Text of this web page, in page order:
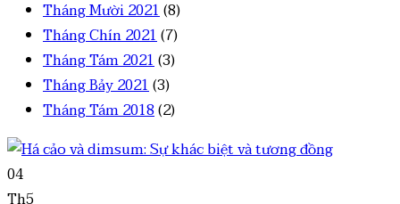
Tháng Mười 2021(8)
Tháng Chín 2021(7)
Tháng Tám 2021(3)
Tháng Bảy 2021(3)
Tháng Tám 2018(2)
04